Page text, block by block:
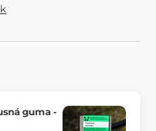
guma -